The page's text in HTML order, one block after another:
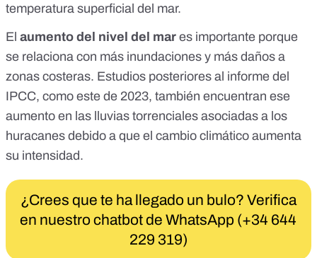
temperatura superficial del mar.
El aumento del nivel del mar es importante porque
se relaciona con más inundaciones y más daños a
zonas costeras. Estudios posteriores al informe del
IPCC, como este de 2023, también encuentran ese
aumento en las lluvias torrenciales asociadas a los
huracanes debido a que el cambio climático aumenta
su intensidad.
¿Crees que te ha llegado un bulo? Verifica
en nuestro chatbot de WhatsApp (+34 644
229 319)